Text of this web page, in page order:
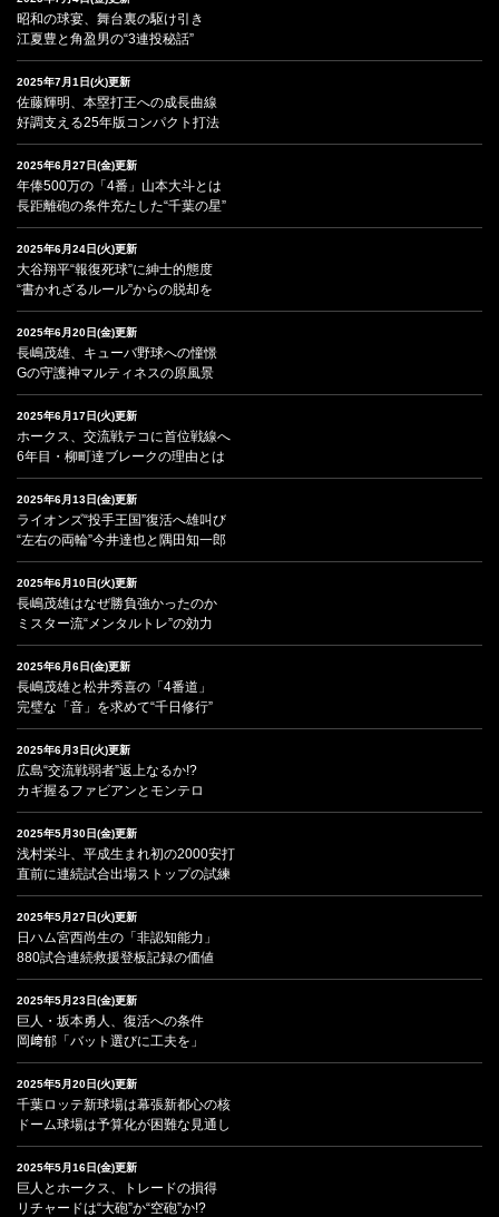
昭和の球宴、舞台裏の駆け引き
江夏豊と角盈男の“3連投秘話”
2025年7月1日(火)更新
佐藤輝明、本塁打王への成長曲線
好調支える25年版コンパクト打法
2025年6月27日(金)更新
年俸500万の「4番」山本大斗とは
長距離砲の条件充たした“千葉の星”
2025年6月24日(火)更新
大谷翔平“報復死球”に紳士的態度
“書かれざるルール”からの脱却を
2025年6月20日(金)更新
長嶋茂雄、キューバ野球への憧憬
Gの守護神マルティネスの原風景
2025年6月17日(火)更新
ホークス、交流戦テコに首位戦線へ
6年目・柳町達ブレークの理由とは
2025年6月13日(金)更新
ライオンズ“投手王国”復活へ雄叫び
“左右の両輪”今井達也と隅田知一郎
2025年6月10日(火)更新
長嶋茂雄はなぜ勝負強かったのか
ミスター流“メンタルトレ”の効力
2025年6月6日(金)更新
長嶋茂雄と松井秀喜の「4番道」
完璧な「音」を求めて“千日修行”
2025年6月3日(火)更新
広島“交流戦弱者”返上なるか!?
カギ握るファビアンとモンテロ
2025年5月30日(金)更新
浅村栄斗、平成生まれ初の2000安打
直前に連続試合出場ストップの試練
2025年5月27日(火)更新
日ハム宮西尚生の「非認知能力」
880試合連続救援登板記録の価値
2025年5月23日(金)更新
巨人・坂本勇人、復活への条件
岡﨑郁「バット選びに工夫を」
2025年5月20日(火)更新
千葉ロッテ新球場は幕張新都心の核
ドーム球場は予算化が困難な見通し
2025年5月16日(金)更新
巨人とホークス、トレードの損得
リチャードは“大砲”か“空砲”か!?